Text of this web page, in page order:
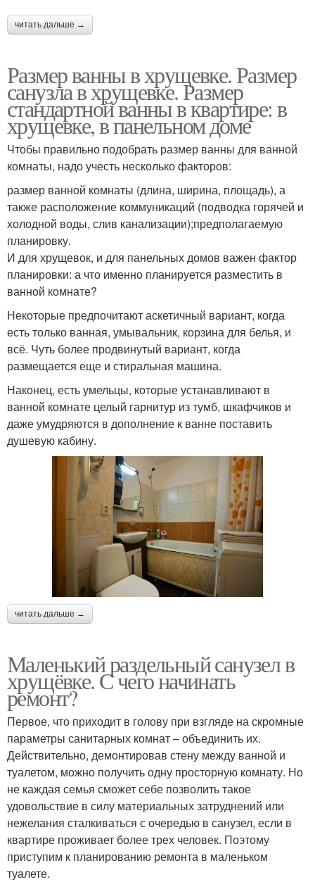
читать дальше →
Размер ванны в хрущевке. Размер
санузла в хрущевке. Размер
стандартной ванны в квартире: в
хрущевке, в панельном доме
Чтобы правильно подобрать размер ванны для ванной
комнаты, надо учесть несколько факторов:
размер ванной комнаты (длина, ширина, площадь), а
также расположение коммуникаций (подводка горячей и
холодной воды, слив канализации);предполагаемую
планировку.
И для хрущевок, и для панельных домов важен фактор
планировки: а что именно планируется разместить в
ванной комнате?
Некоторые предпочитают аскетичный вариант, когда
есть только ванная, умывальник, корзина для белья, и
всё. Чуть более продвинутый вариант, когда
размещается еще и стиральная машина.
Наконец, есть умельцы, которые устанавливают в
ванной комнате целый гарнитур из тумб, шкафчиков и
даже умудряются в дополнение к ванне поставить
душевую кабину.
читать дальше →
Маленький раздельный санузел в
хрущёвке. С чего начинать
ремонт?
Первое, что приходит в голову при взгляде на скромные
параметры санитарных комнат – объединить их.
Действительно, демонтировав стену между ванной и
туалетом, можно получить одну просторную комнату. Но
не каждая семья сможет себе позволить такое
удовольствие в силу материальных затруднений или
нежелания сталкиваться с очередью в санузел, если в
квартире проживает более трех человек. Поэтому
приступим к планированию ремонта в маленьком
туалете.